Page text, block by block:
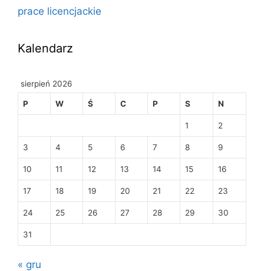
prace licencjackie
Kalendarz
sierpień 2026
P W Ś C P S N
1 2
3 4 5 6 7 8 9
10 11 12 13 14 15 16
17 18 19 20 21 22 23
24 25 26 27 28 29 30
31
« gru